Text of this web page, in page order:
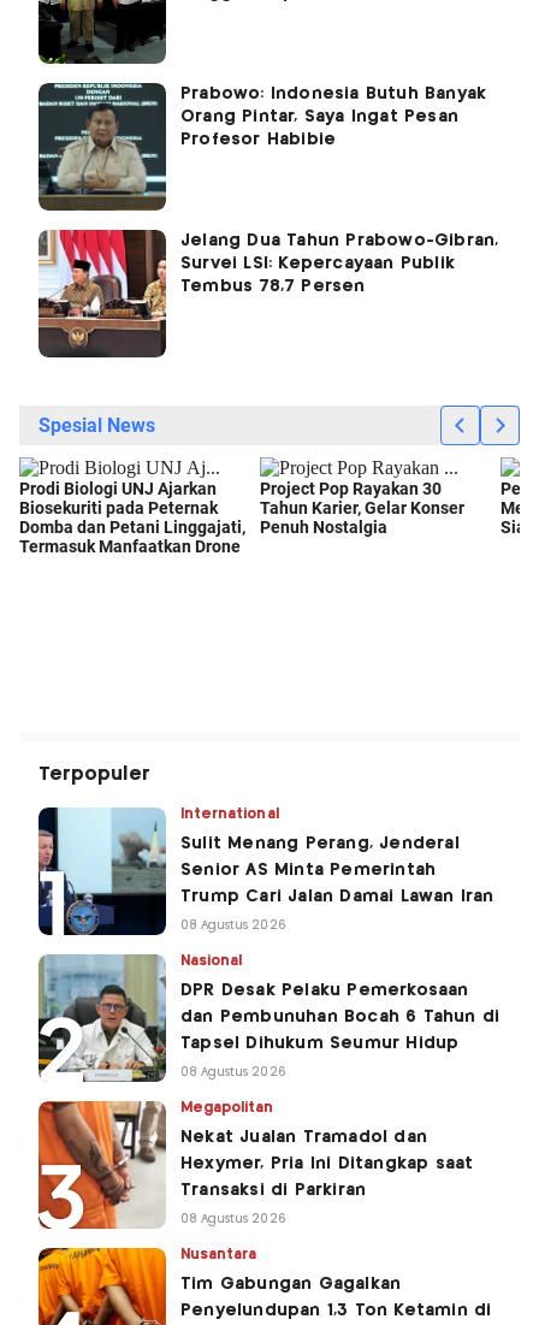
Prabowo: Indonesia Butuh Banyak
Orang Pintar, Saya Ingat Pesan
Profesor Habibie
Jelang Dua Tahun Prabowo-Gibran,
Survei LSI: Kepercayaan Publik
Tembus 78,7 Persen
Terpopuler
International
Sulit Menang Perang, Jenderal
Senior AS Minta Pemerintah
Trump Cari Jalan Damai Lawan Iran
08 Agustus 2026
Nasional
DPR Desak Pelaku Pemerkosaan
dan Pembunuhan Bocah 6 Tahun di
Tapsel Dihukum Seumur Hidup
08 Agustus 2026
Megapolitan
Nekat Jualan Tramadol dan
Hexymer, Pria Ini Ditangkap saat
Transaksi di Parkiran
08 Agustus 2026
Nusantara
Tim Gabungan Gagalkan
Penyelundupan 1,3 Ton Ketamin di